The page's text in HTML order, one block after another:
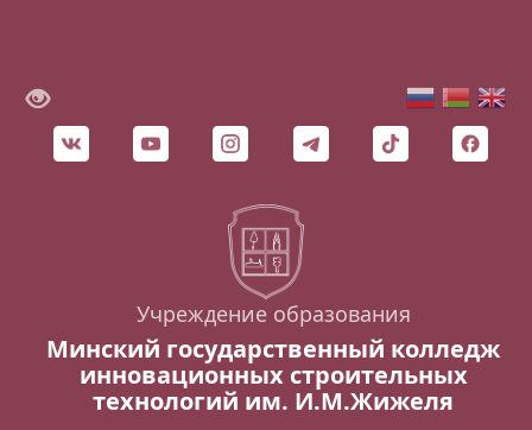
Учреждение образования
Минский государственный колледж
инновационных строительных
технологий им. И.М.Жижеля